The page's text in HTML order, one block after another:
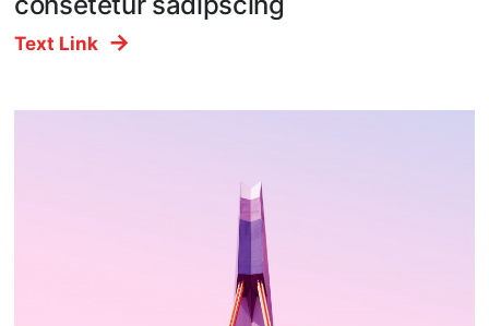
Text Link